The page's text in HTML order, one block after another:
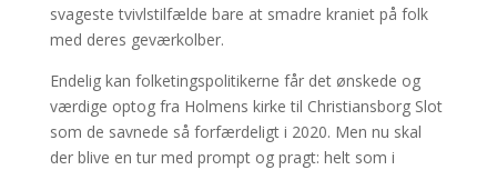
svageste tvivlstilfælde bare at smadre kraniet på folk
med deres geværkolber.
Endelig kan folketingspolitikerne får det ønskede og
værdige optog fra Holmens kirke til Christiansborg Slot
som de savnede så forfærdeligt i 2020. Men nu skal
der blive en tur med prompt og pragt: helt som i